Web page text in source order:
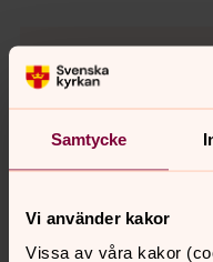
Samtycke
Vi använder kakor
Vissa av våra kakor
För att se innehållet
för inställningar.
Se videon på
Ändra inställningar